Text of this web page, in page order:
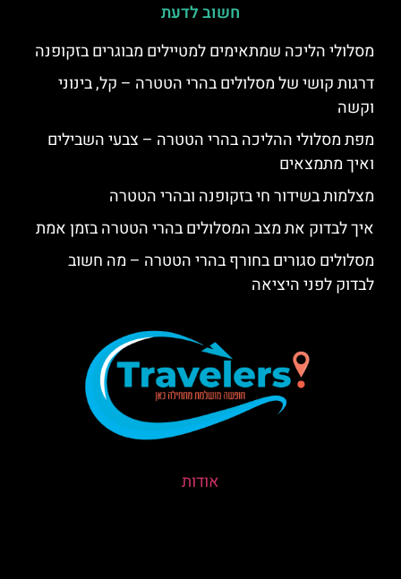
חשוב לדעת
מסלולי הליכה שמתאימים למטיילים מבוגרים בזקופנה
דרגות קושי של מסלולים בהרי הטטרה – קל, בינוני
וקשה
מפת מסלולי ההליכה בהרי הטטרה – צבעי השבילים
ואיך מתמצאים
מצלמות בשידור חי בזקופנה ובהרי הטטרה
איך לבדוק את מצב המסלולים בהרי הטטרה בזמן אמת
מסלולים סגורים בחורף בהרי הטטרה – מה חשוב
לבדוק לפני היציאה
אודות